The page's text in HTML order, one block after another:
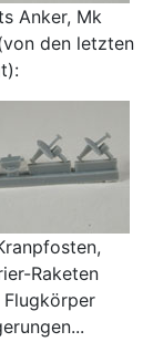
Anker, Mk
den letzten
Raketen